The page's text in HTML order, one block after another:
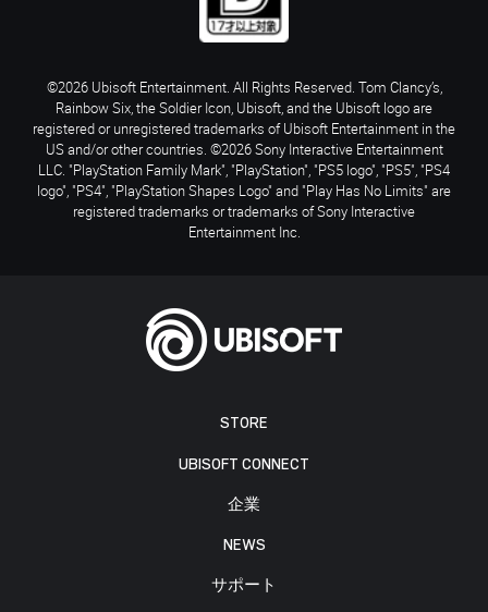
STORE
UBISOFT CONNECT
企業
NEWS
サポート
©2026 Ubisoft Entertainment. All Rights Reserved. Tom Clancy’s,
Rainbow Six, the Soldier Icon, Ubisoft, and the Ubisoft logo are
registered or unregistered trademarks of Ubisoft Entertainment in the
US and/or other countries. ©2026 Sony Interactive Entertainment
LLC. "PlayStation Family Mark", "PlayStation", "PS5 logo", "PS5", "PS4
logo", "PS4", "PlayStation Shapes Logo" and "Play Has No Limits" are
registered trademarks or trademarks of Sony Interactive
Entertainment Inc.